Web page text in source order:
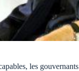
les gouvernants